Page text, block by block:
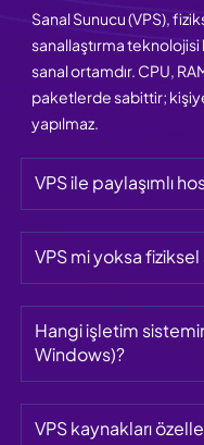
Sanal Sunucu (VPS),
sanallaştırma teknolojisi
sanal ortamdır. CPU,
paketlerde sabittir;
yapılmaz.
VPS ile paylaşımlı
VPS mi yoksa
Hangi işletim
Windows)?
VPS kaynakları